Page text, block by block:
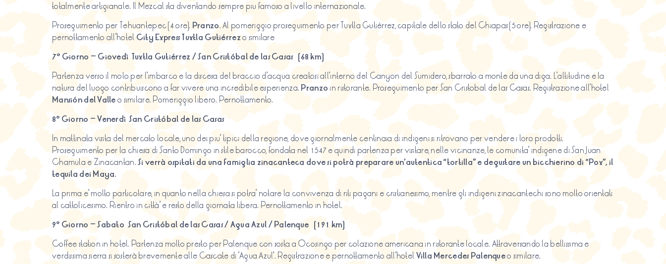
totalmente artigianale. Il Mezcal sta diventando sempre piu famoso a livello internazionale.
Proseguimento per Tehuantepec (4 ore). Pranzo. Al pomeriggio proseguimento per Tuxtla Gutiérrez, capitale dello stato del Chiapas (5 ore). Registrazione e
pernottamento all’hotel City Express Tuxtla Gutiérrezo similare
7º Giorno – Giovedì Tuxtla Gutiérrez / San Cristóbal de las Casas (68 km)
Partenza verso il molo per l’imbarco e la discesa del braccio d’acqua creatosi all’interno del Canyon del Sumidero, sbarrato a monte da una diga. L’altitudine e la
natura del luogo contribuiscono a far vivere una incredibile esperienza. Pranzoin ristorante. Proseguimento per San Cristobal de las Casas. Registrazione all’hotel
Mansión del Valleo similare. Pomeriggio libero. Pernottamento.
8º Giorno – Venerdì San Cristóbal de las Casas
In mattinata visita del mercato locale, uno dei piu’ tipici della regione, dove giornalmente centinaia di indigeni si ritrovano per vendere i loro prodotti.
Proseguimento per la chiesa di Santo Domingo in stile barocco, fondata nel 1547 e quindi partenza per visitare, nelle vicinanze, le comunita’ indigene di San Juan
Chamula e Zinacantan.Si verrà ospitati da una famiglia zinacanteca dove si potrà preparare un’autentica “tortilla” e degustare un bicchierino di “Pox”, il
tequila dei Maya.
La prima e’ molto particolare, in quanto nella chiesa si potra’ notare la convivenza di riti pagani e cristianesimo, mentre gli indigeni zinacantechi sono molto orientati
al cattolicesimo. Rientro in città’ e resto della giornata libera. Pernottamento in hotel.
9º Giorno – Sabato San Cristóbal de las Casas / Agua Azul / Palenque (191 km)
Coffee station in hotel. Partenza molto presto per Palenque con sosta a Ocosingo per colazione americana in ristorante locale. Attraversando la bellissima e
verdissima sierra si sosterà brevemente alle Cascate di ‘Agua Azul’. Registrazione e pernottamento all’hotel Villa Mercedes Palenqueo similare.